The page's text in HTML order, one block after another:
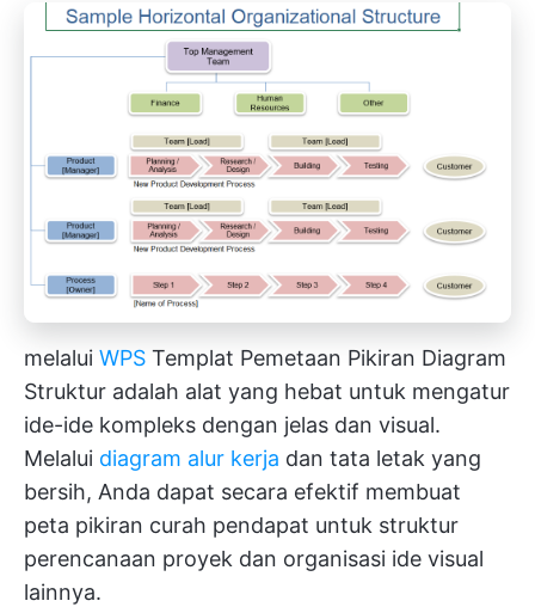
melalui WPS Templat Pemetaan Pikiran Diagram
Struktur adalah alat yang hebat untuk mengatur
ide-ide kompleks dengan jelas dan visual.
Melalui diagram alur kerja dan tata letak yang
bersih, Anda dapat secara efektif membuat
peta pikiran curah pendapat untuk struktur
perencanaan proyek dan organisasi ide visual
lainnya.